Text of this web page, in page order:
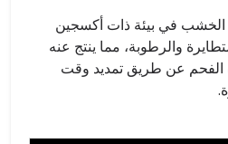
الخشب في بيئة ذات أكسجين
والرطوبة، مما ينتج عنه
الفحم عن طريق تمديد وقت